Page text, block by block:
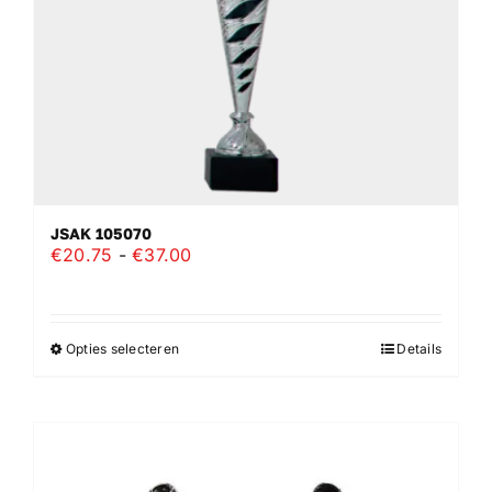
JSAK 105070
€20.75 - €37.00Prijsklasse:
Opties selecterenDit
Details